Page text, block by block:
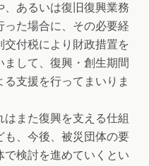
、あるいは復旧復興業務
た場合に、その必要経
付税により財政措置を
して、復興・創生期間
支援を行ってまいりま
また復興を支える仕組
、今後、被災団体の要
検討を進めていくとい